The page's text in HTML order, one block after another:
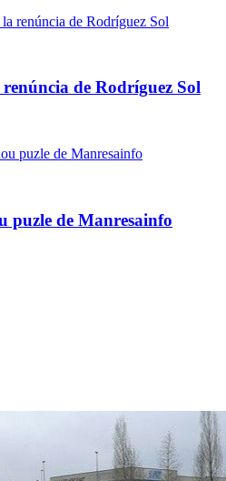
de Rodríguez Sol
puzle de Manresainfo